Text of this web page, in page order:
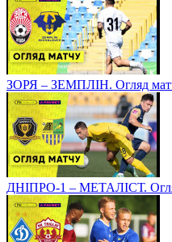
ЗОРЯ – ЗЕМПЛІН. Огляд
ДНІПРО-1 – МЕТАЛІСТ.